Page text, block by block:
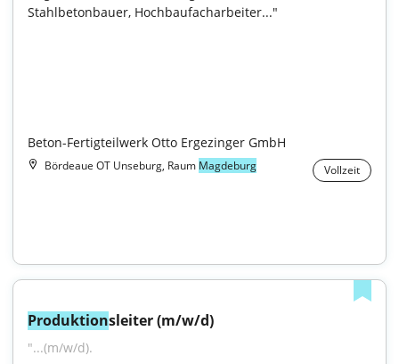
Stahlbetonbauer, Hochbaufacharbeiter..."
Beton-Fertigteilwerk Otto Ergezinger GmbH
Bördeaue OT Unseburg, Raum Magdeburg Vollzeit
Produktionsleiter (m/w/d)
"...(m/w/d).